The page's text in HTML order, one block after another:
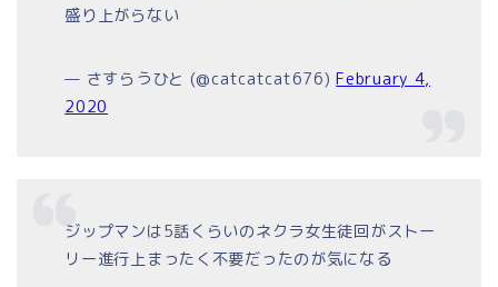
盛り上がらない
— さすらうひと (@catcatcat676)February 4,
2020
ジップマンは5話くらいのネクラ女生徒回がストー
リー進行上まったく不要だったのが気になる